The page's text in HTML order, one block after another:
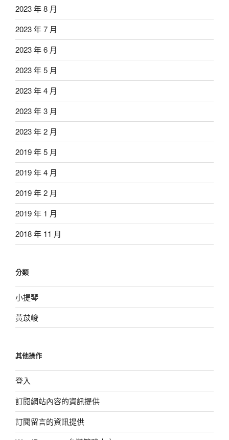
2023 年 8 月
2023 年 7 月
2023 年 6 月
2023 年 5 月
2023 年 4 月
2023 年 3 月
2023 年 2 月
2019 年 5 月
2019 年 4 月
2019 年 2 月
2019 年 1 月
2018 年 11 月
分類
小提琴
黃苡峻
其他操作
登入
訂閱網站內容的資訊提供
訂閱留言的資訊提供